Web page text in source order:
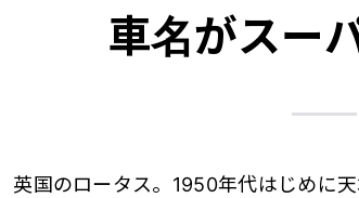
車名がスー
英国のロータス。1950年代はじめに